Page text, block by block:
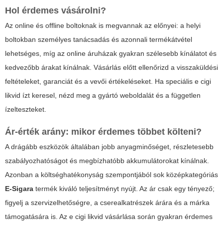
Hol érdemes vásárolni?
Az online és offline boltoknak is megvannak az előnyei: a helyi
boltokban személyes tanácsadás és azonnali termékátvétel
lehetséges, míg az online áruházak gyakran szélesebb kínálatot és
kedvezőbb árakat kínálnak. Vásárlás előtt ellenőrizd a visszaküldési
feltételeket, garanciát és a vevői értékeléseket. Ha speciális e cigi
likvid ízt keresel, nézd meg a gyártó weboldalát és a független
ízelteszteket.
Ár-érték arány: mikor érdemes többet költeni?
A drágább eszközök általában jobb anyagminőséget, részletesebb
szabályozhatóságot és megbízhatóbb akkumulátorokat kínálnak.
Azonban a költséghatékonyság szempontjából sok középkategóriás
E-Sigara termék kiváló teljesítményt nyújt. Az ár csak egy tényező;
figyelj a szervizelhetőségre, a cserealkatrészek árára és a márka
támogatására is. Az e cigi likvid vásárlása során gyakran érdemes